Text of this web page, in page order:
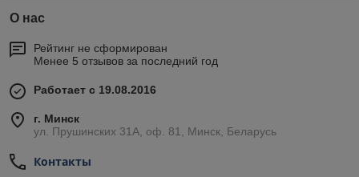
О нас
Рейтинг не сформирован
Менее 5 отзывов за последний год
Работает с 19.08.2016
г. Минск
ул. Прушинских 31А, оф. 81, Минск, Беларусь
Контакты